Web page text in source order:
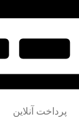
پرداخت آنلاین